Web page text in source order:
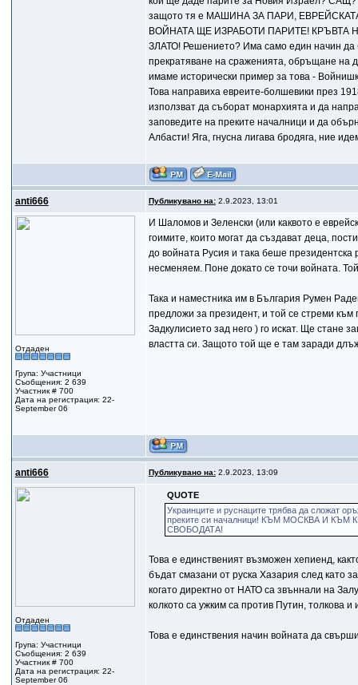
защото тя е МАШИНА ЗА ПАРИ,
ВОЙНАТА ЩЕ ИЗРАБОТИ ПАРИТЕ! КРЪВТА
ЗЛАТО! Решението? Има само един начин да
прекратяване на сраженията, обръщане на
имаме исторически пример за това -
Това направиха евреите-болшевики през
използват да съборат монархията и да
заповедите на преките началници и да
Албасти! Яга, гнусна лигава бродяга, ние
anti666 Публикувано на:2.9.2023, 13:01
Отдаден
Група: Участници
Съобщения: 2 639
Участник # 700
Дата на регистрация: 22-
September 06
И Шаломов и Зеленски (или каквото е
гоимите, които могат да създават деца,
до войната Русия и така беше
несменяем. Поне докато се точи войната.
Така и наместника им в България Румен
предложи за президент, и той се стреми
Задкулисието зад него ) го искат. Ще стане
властта си. Защото той ще е там заради
anti666 Публикувано на:2.9.2023, 13:09
Отдаден
Група: Участници
Съобщения: 2 639
Участник # 700
Дата на регистрация: 22-
September 06
QUOTE
Украинците и руснаците трябва да сложат
преките си началници! КЪМ МОСКВА И КЪМ
СВОБОДАТА!
Това е единственият възможен хепиенд,
бъдат смазани от руска Хазария след като
когато директно от НАТО са звъннали на
колкото са ужким са против Путин, толкова
Това е единствения начин войната да